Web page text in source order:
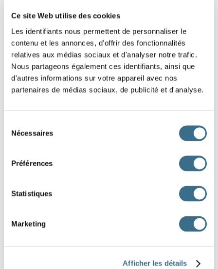
Ce site Web utilise des cookies
Les identifiants nous permettent de personnaliser le
contenu et les annonces, d'offrir des fonctionnalités
relatives aux médias sociaux et d'analyser notre trafic.
Nous partageons également ces identifiants, ainsi que
d'autres informations sur votre appareil avec nos
partenaires de médias sociaux, de publicité et d'analyse.
Nécessaires
Préférences
Statistiques
Marketing
Afficher les détails
letters)
Hint: Prénom
S I U O L